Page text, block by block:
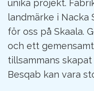
unika projekt.
landmärke i Nacka
för oss på Skaala.
och ett
tillsammans
Besqab kan vara